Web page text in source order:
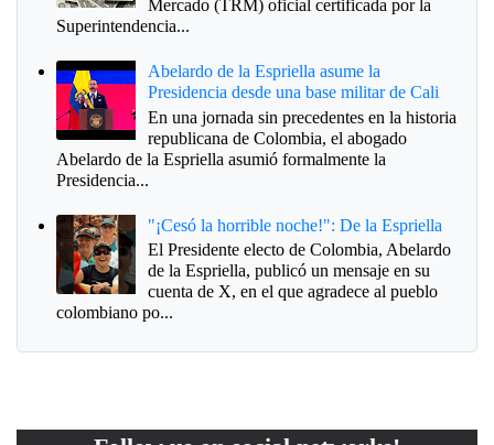
Mercado (TRM) oficial certificada por la
Superintendencia...
Abelardo de la Espriella asume la
Presidencia desde una base militar de Cali
En una jornada sin precedentes en la historia
republicana de Colombia, el abogado
Abelardo de la Espriella asumió formalmente la
Presidencia...
"¡Cesó la horrible noche!": De la Espriella
El Presidente electo de Colombia, Abelardo
de la Espriella, publicó un mensaje en su
cuenta de X, en el que agradece al pueblo
colombiano po...